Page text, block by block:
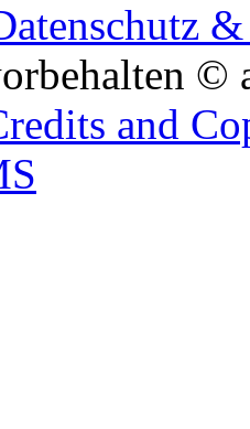
©
and